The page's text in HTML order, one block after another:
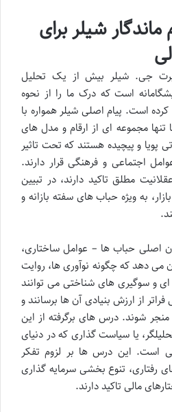
شیلر برای
جی. شیلر بیش از یک تحلیل
است که درک ما را از نحوه
کرده است. پیام اصلی شیلر همواره با
تنها مجموعه ای از ارقام و مدل های
پویا و پیچیده هستند که تحت تاثیر
اجتماعی و فرهنگی قرار دارند.
مطلق تاکید دارند، در تبیین
به ویژه حباب های سفته بازانه و
اصلی حباب ها – عوامل ساختاری،
می دهد که چگونه نوآوری ها، روایت
ای و سوگیری های شناختی می توانند
از ارزش بنیادی آن ها برسانند و
شوند. درس های برگرفته از این
یا سیاست گذاری که در دنیای
است. این درس ها بر لزوم تفکر
رفتاری، تنوع بخشی سرمایه گذاری
مالی تاکید دارند.